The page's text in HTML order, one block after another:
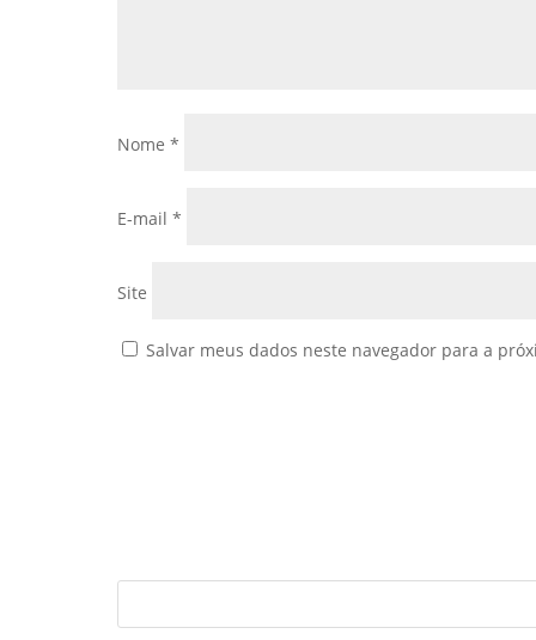
Nome *
E-mail *
Site
Salvar meus dados neste navegador para a